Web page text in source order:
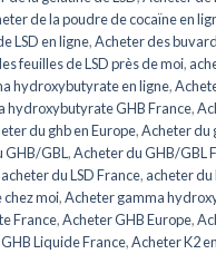
de la poudre de cocaïne en
LSD en ligne,Acheter des
feuilles de LSD près de moi,
hydroxybutyrate en ligne,
hydroxybutyrate GHB France,
du ghb en Europe,Acheter du
GBL ,Acheter du GHB/GBL
acheter du LSD France, acheter
chez moi,Acheter gamma
France,Acheter GHB Europe,
Liquide France,Acheter K2